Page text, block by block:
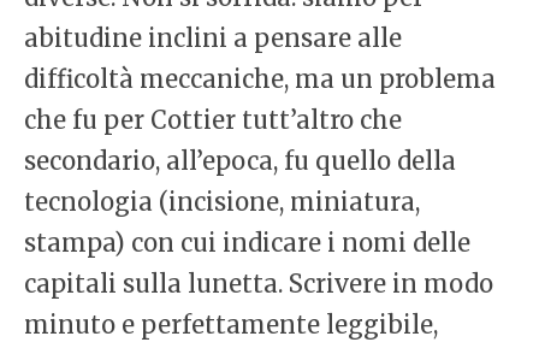
abitudine inclini a pensare alle
difficoltà meccaniche, ma un problema
che fu per Cottier tutt’altro che
secondario, all’epoca, fu quello della
tecnologia (incisione, miniatura,
stampa) con cui indicare i nomi delle
capitali sulla lunetta. Scrivere in modo
minuto e perfettamente leggibile,